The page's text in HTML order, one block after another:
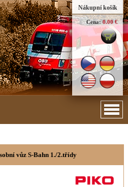
Nákupní košík
Cena: 0.00 €
vůz S-Bahn 1./2.třídy